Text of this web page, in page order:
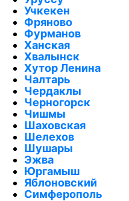
Учкекен
Фряново
Фурманов
Ханская
Хвалынск
Хутор Ленина
Чалтарь
Чердаклы
Черногорск
Чишмы
Шаховская
Шелехов
Шушары
Эжва
Юргамыш
Яблоновский
Симферополь